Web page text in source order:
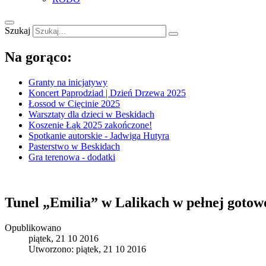
Szukaj
Na gorąco:
Granty na inicjatywy
Koncert Paprodziad | Dzień Drzewa 2025
Łossod w Cięcinie 2025
Warsztaty dla dzieci w Beskidach
Koszenie Łąk 2025 zakończone!
Spotkanie autorskie - Jadwiga Hutyra
Pasterstwo w Beskidach
Gra terenowa - dodatki
Tunel „Emilia” w Lalikach w pełnej
Opublikowano
piątek, 21 10 2016
Utworzono: piątek, 21 10 2016